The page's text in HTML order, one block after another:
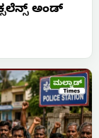
ಅಂಡ್